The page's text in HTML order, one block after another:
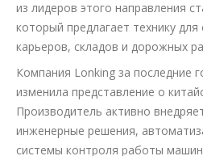
из лидеров этого направления
который предлагает технику для
карьеров, складов и дорожных
Компания Lonking за последние
изменила представление о
Производитель активно
инженерные решения,
системы контроля работы